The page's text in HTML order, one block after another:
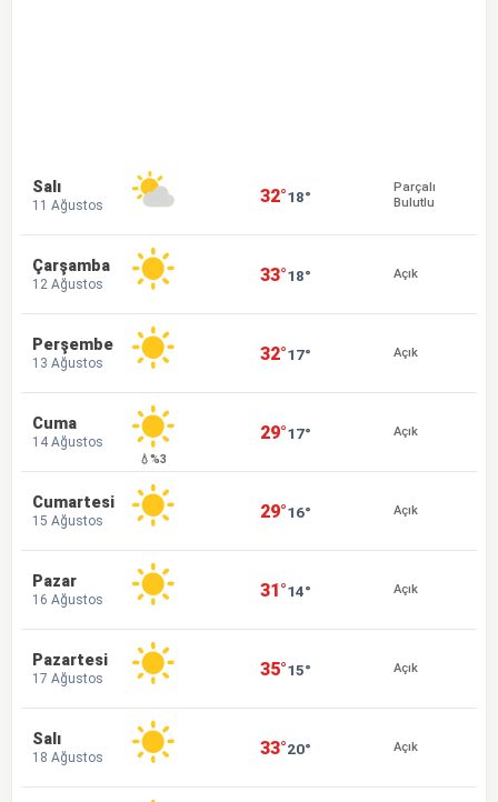
Salı
11 Ağustos 32°18°
Parçalı
Bulutlu
Çarşamba
12 Ağustos 33°18° Açık
Perşembe
13 Ağustos 32°17° Açık
Cuma
14 Ağustos
💧%3
29°17° Açık
Cumartesi
15 Ağustos 29°16° Açık
Pazar
16 Ağustos 31°14° Açık
Pazartesi
17 Ağustos 35°15° Açık
Salı
18 Ağustos 33°20° Açık